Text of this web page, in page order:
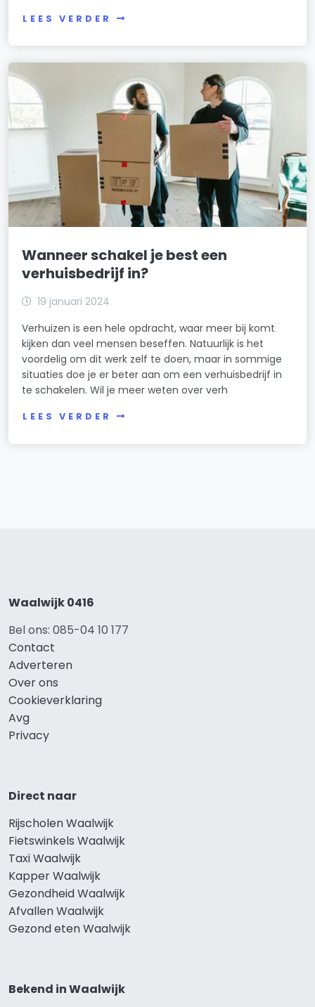
LEES VERDER
Wanneer schakel je best een
verhuisbedrijf in?
19 januari 2024
Verhuizen is een hele opdracht, waar meer bij komt
kijken dan veel mensen beseffen. Natuurlijk is het
voordelig om dit werk zelf te doen, maar in sommige
situaties doe je er beter aan om een verhuisbedrijf in
te schakelen. Wil je meer weten over verh
LEES VERDER
Waalwijk 0416
Bel ons: 085-04 10 177
Contact
Adverteren
Over ons
Cookieverklaring
Avg
Privacy
Direct naar
Rijscholen Waalwijk
Fietswinkels Waalwijk
Taxi Waalwijk
Kapper Waalwijk
Gezondheid Waalwijk
Afvallen Waalwijk
Gezond eten Waalwijk
Bekend in Waalwijk